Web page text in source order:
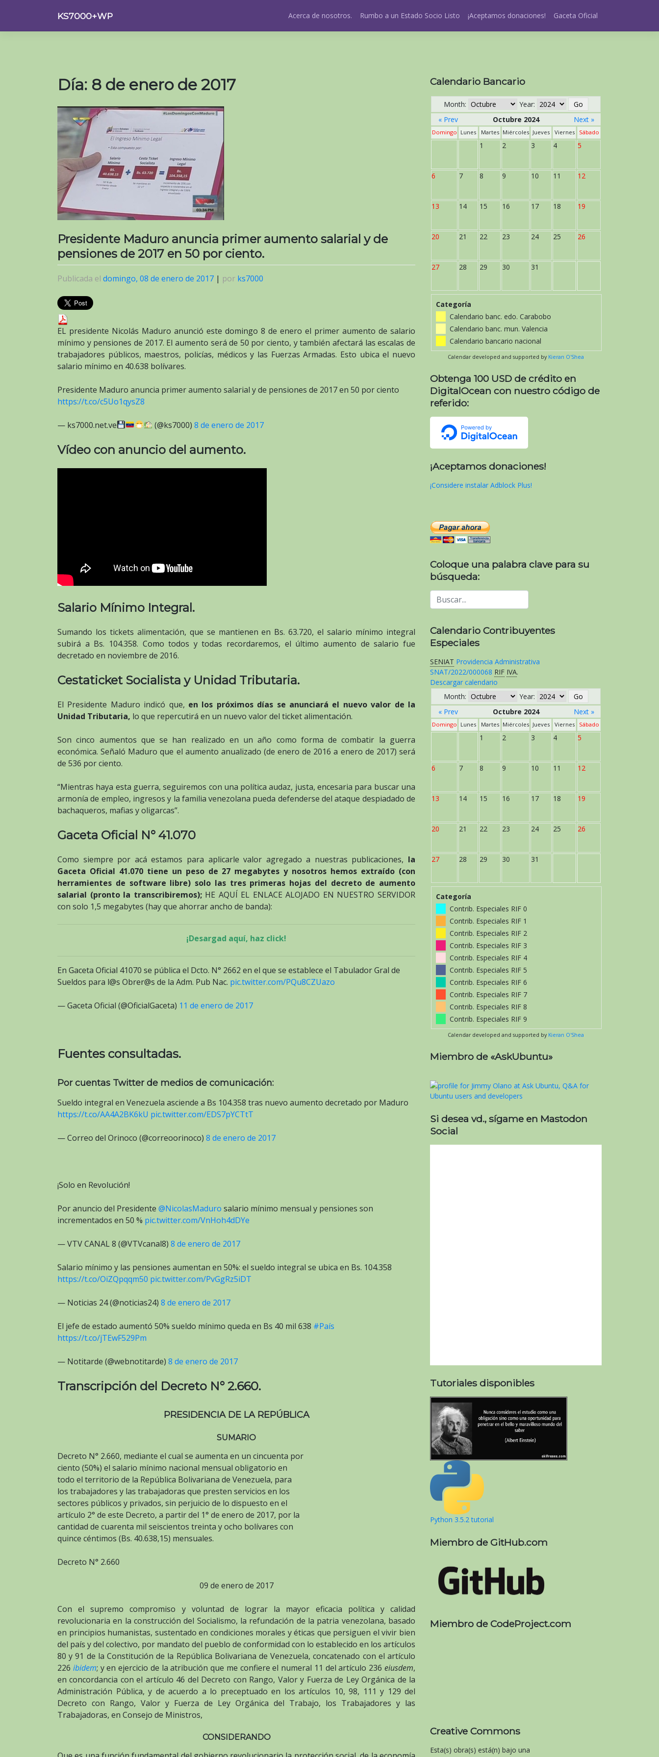
contenido
KS7000+WP Acerca de nosotros. Rumbo a un Estado Socio Listo ¡Aceptamos donaciones! Gaceta Oficial
Día: 8 de enero de 2017
Presidente Maduro anuncia primer aumento salarial y de
pensiones de 2017 en 50 por ciento.
Publicada el domingo, 08 de enero de 2017 | por ks7000
EL presidente Nicolás Maduro anunció este domingo 8 de enero el primer aumento de salario
mínimo y pensiones de 2017. El aumento será de 50 por ciento, y también afectará las escalas de
trabajadores públicos, maestros, policías, médicos y las Fuerzas Armadas. Esto ubica el nuevo
salario mínimo en 40.638 bolívares.
Presidente Maduro anuncia primer aumento salarial y de pensiones de 2017 en 50 por ciento
https://t.co/c5Uo1qysZ8
— ks7000.net.ve (@ks7000) 8 de enero de 2017
Vídeo con anuncio del aumento.
Salario Mínimo Integral.
Sumando los tickets alimentación, que se mantienen en Bs. 63.720, el salario mínimo integral
subirá a Bs. 104.358. Como todos y todas recordaremos, el último aumento de salario fue
decretado en noviembre de 2016.
Cestaticket Socialista y Unidad Tributaria.
El Presidente Maduro indicó que, en los próximos días se anunciará el nuevo valor de la
Unidad Tributaria, lo que repercutirá en un nuevo valor del ticket alimentación.
Son cinco aumentos que se han realizado en un año como forma de combatir la guerra
económica. Señaló Maduro que el aumento anualizado (de enero de 2016 a enero de 2017) será
de 536 por ciento.
“Mientras haya esta guerra, seguiremos con una política audaz, justa, encesaria para buscar una
armonía de empleo, ingresos y la familia venezolana pueda defenderse del ataque despiadado de
bachaqueros, mafias y oligarcas”.
Gaceta Oficial N° 41.070
Como siempre por acá estamos para aplicarle valor agregado a nuestras publicaciones, la
Gaceta Oficial 41.070 tiene un peso de 27 megabytes y nosotros hemos extraído (con
herramientes de software libre) solo las tres primeras hojas del decreto de aumento
salarial (pronto la transcribiremos);HE AQUÍ EL ENLACE ALOJADO EN NUESTRO SERVIDOR
con solo 1,5 megabytes (hay que ahorrar ancho de banda):
¡Desargad aquí, haz click!
En Gaceta Oficial 41070 se pública el Dcto. N° 2662 en el que se establece el Tabulador Gral de
Sueldos para l@s Obrer@s de la Adm. Pub Nac. pic.twitter.com/PQu8CZUazo
— Gaceta Oficial (@OficialGaceta) 11 de enero de 2017
Fuentes consultadas.
Por cuentas Twitter de medios de comunicación:
Sueldo integral en Venezuela asciende a Bs 104.358 tras nuevo aumento decretado por Maduro
https://t.co/AA4A2BK6kU pic.twitter.com/EDS7pYCTtT
— Correo del Orinoco (@correoorinoco) 8 de enero de 2017
¡Solo en Revolución!
Por anuncio del Presidente @NicolasMaduro salario mínimo mensual y pensiones son
incrementados en 50 % pic.twitter.com/VnHoh4dDYe
— VTV CANAL 8 (@VTVcanal8) 8 de enero de 2017
Salario mínimo y las pensiones aumentan en 50%: el sueldo integral se ubica en Bs. 104.358
https://t.co/OiZQpqqm50 pic.twitter.com/PvGgRz5iDT
— Noticias 24 (@noticias24) 8 de enero de 2017
El jefe de estado aumentó 50% sueldo mínimo queda en Bs 40 mil 638 #País
https://t.co/jTEwF529Pm
— Notitarde (@webnotitarde) 8 de enero de 2017
Transcripción del Decreto N° 2.660.
PRESIDENCIA DE LA REPÚBLICA
SUMARIO
Decreto N° 2.660, mediante el cual se aumenta en un cincuenta por
ciento (50%) el salario mínimo nacional mensual obligatorio en
todo el territorio de la República Bolivariana de Venezuela, para
los trabajadores y las trabajadoras que presten servicios en los
sectores públicos y privados, sin perjuicio de lo dispuesto en el
artículo 2° de este Decreto, a partir del 1° de enero de 2017, por la
cantidad de cuarenta mil seiscientos treinta y ocho bolívares con
quince céntimos (Bs. 40.638,15) mensuales.
Decreto N° 2.660
09 de enero de 2017
Con el supremo compromiso y voluntad de lograr la mayor eficacia política y calidad
revolucionaria en la construcción del Socialismo, la refundación de la patria venezolana, basado
en principios humanistas, sustentado en condiciones morales y éticas que persiguen el vivir bien
del país y del colectivo, por mandato del pueblo de conformidad con lo establecido en los artículos
80 y 91 de la Constitución de la República Bolivariana de Venezuela, concatenado con el artículo
226 ibidem; y en ejercicio de la atribución que me confiere el numeral 11 del artículo 236eiusdem,
en concordancia con el artículo 46 del Decreto con Rango, Valor y Fuerza de Ley Orgánica de la
Administración Pública, y de acuerdo a lo preceptuado en los artículos 10, 98, 111 y 129 del
Decreto con Rango, Valor y Fuerza de Ley Orgánica del Trabajo, los Trabajadores y las
Trabajadoras, en Consejo de Ministros,
CONSIDERANDO
Calendario Bancario
Month:
Year:
« Prev
Octubre 2024 Next »
Domingo Lunes Martes Miércoles Jueves Viernes Sábado
1 2 3 4 5
6 7 8 9 10 11 12
13 14 15 16 17 18 19
20 21 22 23 24 25 26
27 28 29 30 31
Categoría
Calendario banc. edo. Carabobo
Calendario banc. mun. Valencia
Calendario bancario nacional
Calendar developed and supported by Kieran O'Shea
Obtenga 100 USD de crédito en
DigitalOcean con nuestro código de
referido:
¡Aceptamos donaciones!
¡Considere instalar Adblock Plus!
Coloque una palabra clave para su
búsqueda:
Calendario Contribuyentes
Especiales
SENIAT Providencia Administrativa
SNAT/2022/000068 RIF IVA.
Descargar calendario
Month:
Year:
« Prev
Octubre 2024 Next »
Domingo Lunes Martes Miércoles Jueves Viernes Sábado
1 2 3 4 5
6 7 8 9 10 11 12
13 14 15 16 17 18 19
20 21 22 23 24 25 26
27 28 29 30 31
Categoría
Contrib. Especiales RIF 0
Contrib. Especiales RIF 1
Contrib. Especiales RIF 2
Contrib. Especiales RIF 3
Contrib. Especiales RIF 4
Contrib. Especiales RIF 5
Contrib. Especiales RIF 6
Contrib. Especiales RIF 7
Contrib. Especiales RIF 8
Contrib. Especiales RIF 9
Calendar developed and supported by Kieran O'Shea
Miembro de «AskUbuntu»
Si desea vd., sígame en Mastodon
Social
Tutoriales disponibles
Python 3.5.2 tutorial
Miembro de GitHub.com
Miembro de CodeProject.com
Creative Commons
Esta(s) obra(s) está(n) bajo una